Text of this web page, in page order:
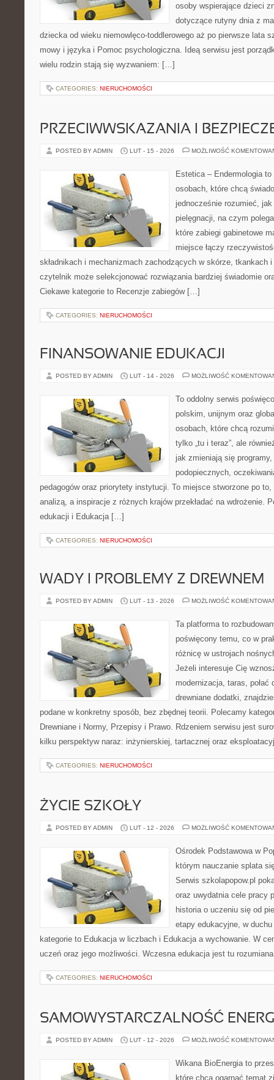
osoby wspierające dzieci
dotyczące rutyny dnia z
dziecka od wieku niemowlęco-toddlerowego aż po pierwsze lata
mowy i języka i Pomoc psychologiczna. Ideą serwisu jest
wielu rodzin stają się wyzwaniem: […]
CATEGORIES: NIERUCHOMOŚCI
PRZECIWWSKAZANIA I
POSTED BY ADMIN LUT - 15 - 2026 MOŻLIWOŚĆ
Estetica – Endermologia
osobach, które chcą
jednocześnie rozumieć, jak
pielęgnacji, na czym
które zabiegi gabinetowe
miejsce łączy
składnikach i mechanizmach zachodzących w skórze, tkankach
czytelnik może selekcjonować rozwiązania bardziej świadomie
Ciekawe kategorie to Recenzje zabiegów […]
CATEGORIES: NIERUCHOMOŚCI
FINANSOWANIE EDUKACJI
POSTED BY ADMIN LUT - 14 - 2026 MOŻLIWOŚĆ
To oddolny serwis
polskim, unijnym oraz
osobach, które chcą
tylko „tu i teraz”, ale
jak zmieniają się
podopiecznych,
pedagogów oraz priorytety instytucji. To miejsce stworzone po
analizą, a inspiracje z różnych krajów przekładać na wdrożenie.
edukacji i Edukacja […]
CATEGORIES: NIERUCHOMOŚCI
WADY I PROBLEMY Z DREWNEM
POSTED BY ADMIN LUT - 13 - 2026 MOŻLIWOŚĆ
Ta platforma to
poświęcony temu, co w
różnicę w ustrojach
Jeżeli interesuje Cię
modernizacja, taras, połać
drewniane dodatki,
podane w konkretny sposób, bez zbędnej teorii. Polecamy
Drewniane i Normy, Przepisy i Prawo. Rdzeniem serwisu jest
kilku perspektyw naraz: inżynierskiej, tartacznej oraz
CATEGORIES: NIERUCHOMOŚCI
ŻYCIE SZKOŁY
POSTED BY ADMIN LUT - 12 - 2026 MOŻLIWOŚĆ
Ośrodek Podstawowa w
którym nauczanie splata
Serwis szkolapopow.pl
oraz uwydatnia cele pracy
historia o uczeniu się od
etapy edukacyjne, w
kategorie to Edukacja w liczbach i Edukacja a wychowanie. W
uczeń oraz jego możliwości. Wczesna edukacja jest tu
CATEGORIES: NIERUCHOMOŚCI
SAMOWYSTARCZALNOŚĆ
POSTED BY ADMIN LUT - 12 - 2026 MOŻLIWOŚĆ
Wikana BioEnergia to
które chcą ogarnąć temat